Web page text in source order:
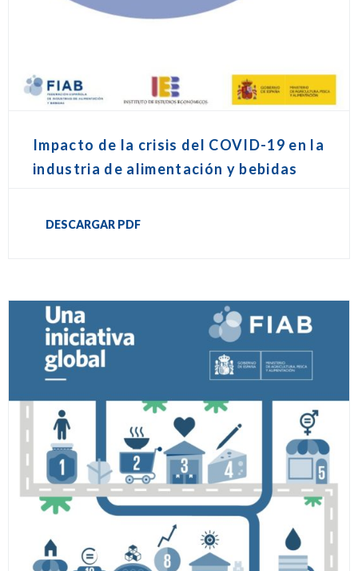
Impacto de la crisis del COVID-19 en la
industria de alimentación y bebidas
DESCARGAR PDF